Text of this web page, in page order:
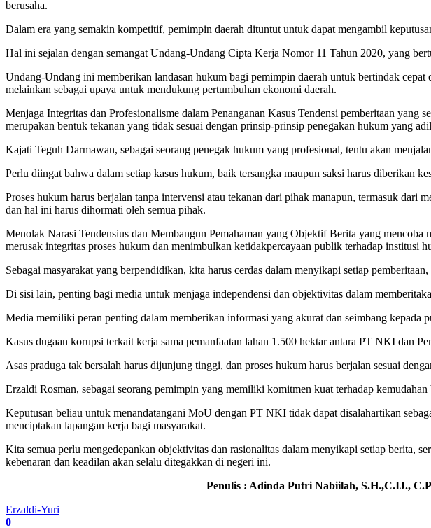
berusaha.
Dalam era yang semakin kompetitif, pemimpin daerah dituntut untuk dapat mengambil
Hal ini sejalan dengan semangat Undang-Undang Cipta Kerja Nomor 11 Tahun 2020, yang
Undang-Undang ini memberikan landasan hukum bagi pemimpin daerah untuk bertindak
melainkan sebagai upaya untuk mendukung pertumbuhan ekonomi daerah.
Menjaga Integritas dan Profesionalisme dalam Penanganan Kasus Tendensi pemberitaan
merupakan bentuk tekanan yang tidak sesuai dengan prinsip-prinsip penegakan hukum yang
Kajati Teguh Darmawan, sebagai seorang penegak hukum yang profesional, tentu akan
Perlu diingat bahwa dalam setiap kasus hukum, baik tersangka maupun saksi harus diberikan
Proses hukum harus berjalan tanpa intervensi atau tekanan dari pihak manapun, termasuk
dan hal ini harus dihormati oleh semua pihak.
Menolak Narasi Tendensius dan Membangun Pemahaman yang Objektif Berita yang
merusak integritas proses hukum dan menimbulkan ketidakpercayaan publik terhadap institusi
Sebagai masyarakat yang berpendidikan, kita harus cerdas dalam menyikapi setiap
Di sisi lain, penting bagi media untuk menjaga independensi dan objektivitas dalam
Media memiliki peran penting dalam memberikan informasi yang akurat dan seimbang kepada
Kasus dugaan korupsi terkait kerja sama pemanfaatan lahan 1.500 hektar antara PT NKI dan
Asas praduga tak bersalah harus dijunjung tinggi, dan proses hukum harus berjalan sesuai
Erzaldi Rosman, sebagai seorang pemimpin yang memiliki komitmen kuat terhadap
Keputusan beliau untuk menandatangani MoU dengan PT NKI tidak dapat disalahartikan
menciptakan lapangan kerja bagi masyarakat.
Kita semua perlu mengedepankan objektivitas dan rasionalitas dalam menyikapi setiap berita,
kebenaran dan keadilan akan selalu ditegakkan di negeri ini.
Penulis : Adinda Putri Nabiilah, S.H.,C.IJ.,
Erzaldi-Yuri
0